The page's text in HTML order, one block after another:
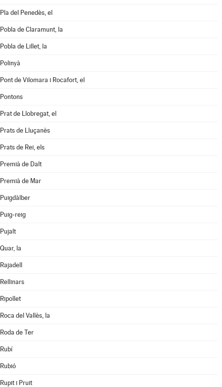
Pla del Penedès, el
Pobla de Claramunt, la
Pobla de Lillet, la
Polinyà
Pont de Vilomara i Rocafort, el
Pontons
Prat de Llobregat, el
Prats de Lluçanès
Prats de Rei, els
Premià de Dalt
Premià de Mar
Puigdàlber
Puig-reig
Pujalt
Quar, la
Rajadell
Rellinars
Ripollet
Roca del Vallès, la
Roda de Ter
Rubí
Rubió
Rupit i Pruit